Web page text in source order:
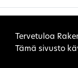
Tervetuloa
Tämä sivusto